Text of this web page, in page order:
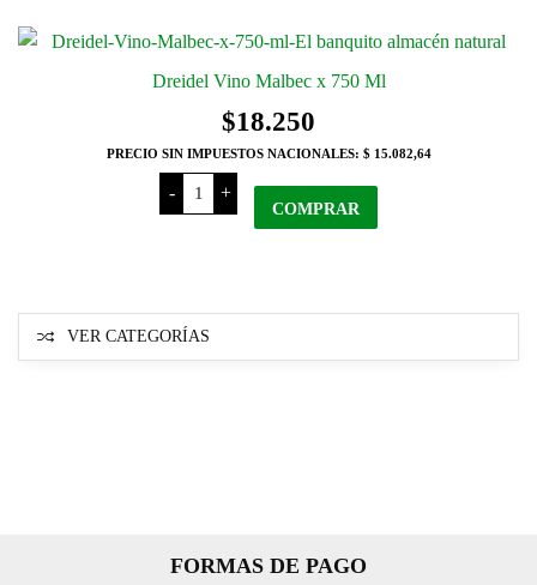
Dreidel Vino Malbec x 750 Ml
$18.250
PRECIO SIN IMPUESTOS NACIONALES: $ 15.082,64
-
Dreidel
Vino
Malbec
+
COMPRAR
VER CATEGORÍAS
FORMAS DE PAGO